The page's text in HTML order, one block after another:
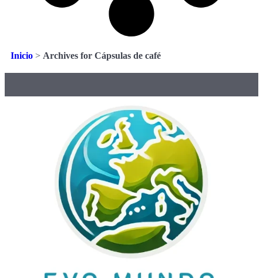
Inicio > Archives for Cápsulas de café